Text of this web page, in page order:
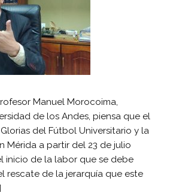
Manuel Morocoima,
de los Andes, piensa que el
del Fútbol Universitario y la
Mérida a partir del 23 de julio
inicio de la labor que se debe
rescate de la jerarquía que este